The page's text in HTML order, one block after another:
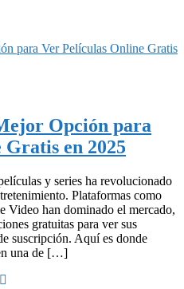
Opción para
en 2025
y series ha revolucionado
Plataformas como
han dominado el mercado,
gratuitas para ver sus
suscripción. Aquí es donde
una de […]